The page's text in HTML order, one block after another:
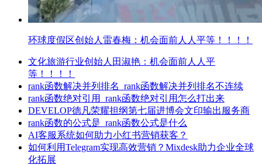
环球度假区创始人雷春梅：机会面前人人平等！！！！
文化旅游行业创始人田淑艳：机会面前人人平
等！！！！
rank函数解决并列排名_rank函数解决并列排名不连续
rank函数绝对引用_rank函数绝对引用怎么打出来
DEVELOP德凡荣耀担纲第七届进博会文印输出服务商
rank函数的公式是_rank函数公式是什么
AI客服系统如何助力小红书营销获客？
如何利用Telegram实现高效营销？Mixdesk助力企业全球
化拓展